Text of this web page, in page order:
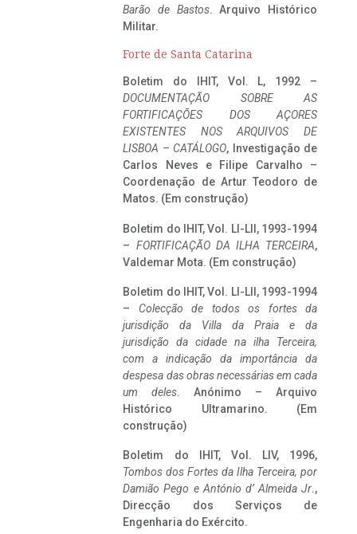
Barão de Bastos. Arquivo Histórico
Militar.
Forte de Santa Catarina
Boletim do IHIT, Vol. L, 1992 –
DOCUMENTAÇÃO SOBRE AS
FORTIFICAÇÕES DOS AÇORES
EXISTENTES NOS ARQUIVOS DE
LISBOA – CATÁLOGO, Investigação de
Carlos Neves e Filipe Carvalho –
Coordenação de Artur Teodoro de
Matos. (Em construção)
Boletim do IHIT, Vol. LI-LII, 1993-1994
– FORTIFICAÇÃO DA ILHA TERCEIRA,
Valdemar Mota. (Em construção)
Boletim do IHIT, Vol. LI-LII, 1993-1994
– Colecção de todos os fortes da
jurisdição da Villa da Praia e da
jurisdição da cidade na ilha Terceira,
com a indicação da importância da
despesa das obras necessárias em cada
um deles. Anónimo – Arquivo
Histórico Ultramarino. (Em
construção)
Boletim do IHIT, Vol. LIV, 1996,
Tombos dos Fortes da Ilha Terceira, por
Damião Pego e António d’ Almeida Jr.,
Direcção dos Serviços de
Engenharia do Exército.